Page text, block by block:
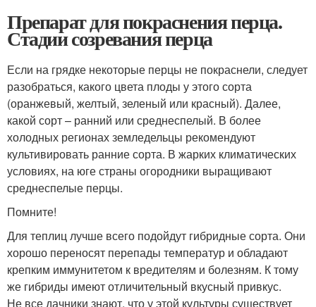
Препарат для покраснения перца.
Стадии созревания перца
Если на грядке некоторые перцы не покраснели, следует
разобраться, какого цвета плоды у этого сорта
(оранжевый, желтый, зеленый или красный). Далее,
какой сорт – ранний или среднеспелый. В более
холодных регионах земледельцы рекомендуют
культивировать ранние сорта. В жарких климатических
условиях, на юге страны огородники выращивают
среднеспелые перцы.
Помните!
Для теплиц лучше всего подойдут гибридные сорта. Они
хорошо переносят перепады температур и обладают
крепким иммунитетом к вредителям и болезням. К тому
же гибриды имеют отличительный вкусный привкус.
Не все дачники знают, что у этой культуры существует